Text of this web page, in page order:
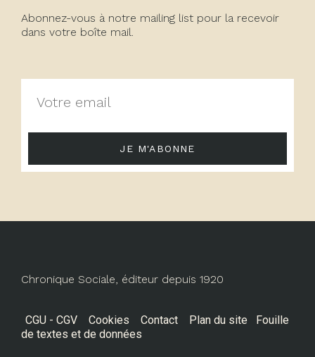
Abonnez-vous à notre mailing list pour la recevoir
dans votre boîte mail.
JE M'ABONNE
Chronique Sociale, éditeur depuis 1920
CGU - CGV Cookies Contact Plan du site
Fouille
de textes et de données